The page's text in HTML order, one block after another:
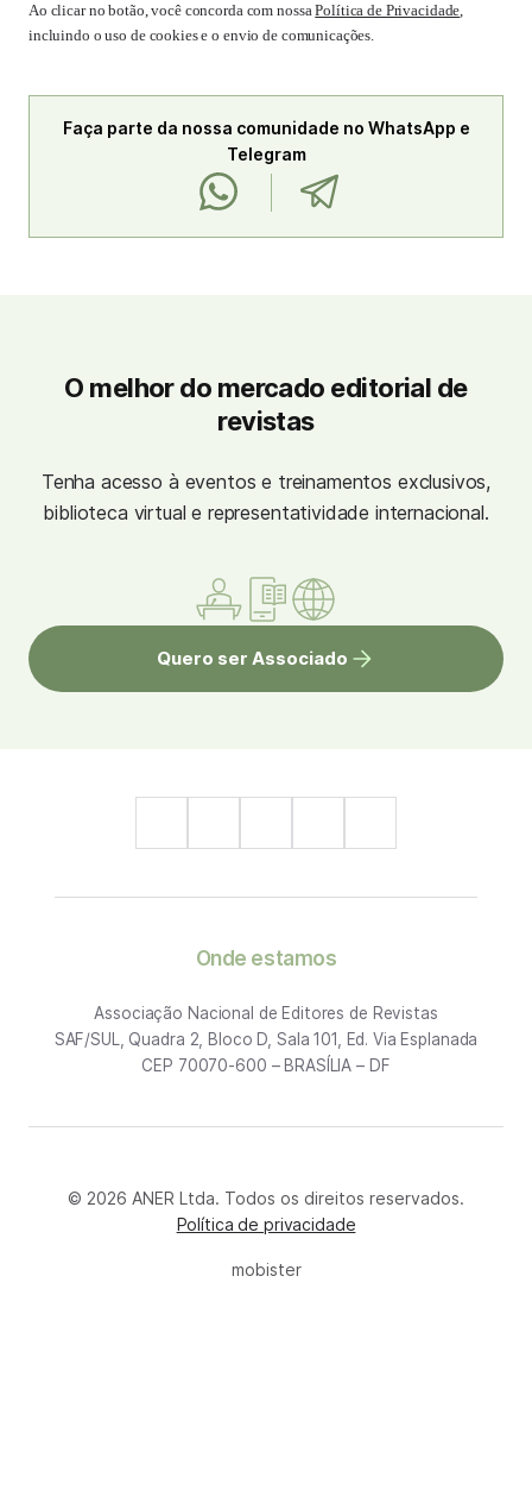
Ao clicar no botão, você concorda com nossaPolítica de Privacidade,
incluindo o uso de cookies e o envio de comunicações.
Faça parte da nossa comunidade no WhatsApp e
Telegram
O melhor do mercado editorial de
revistas
Tenha acesso à eventos e treinamentos exclusivos,
biblioteca virtual e representatividade internacional.
Quero ser Associado
Onde estamos
Associação Nacional de Editores de Revistas
SAF/SUL, Quadra 2, Bloco D, Sala 101, Ed. Via Esplanada
CEP 70070-600 – BRASÍLIA – DF
© 2026 ANER Ltda. Todos os direitos reservados.
Política de privacidade
mobister